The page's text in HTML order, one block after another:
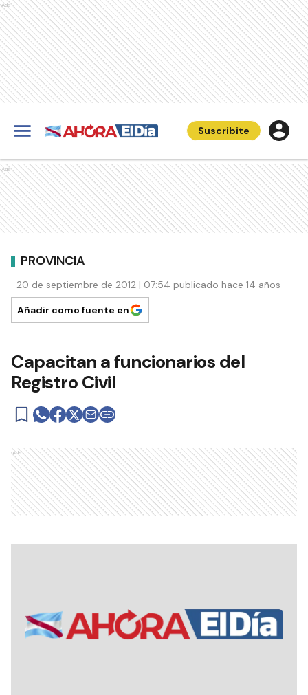
Ads
Suscribite
Ads
PROVINCIA
20 de septiembre de 2012 | 07:54 publicado hace 14 años
Añadir como fuente en
Capacitan a funcionarios del
Registro Civil
Ads